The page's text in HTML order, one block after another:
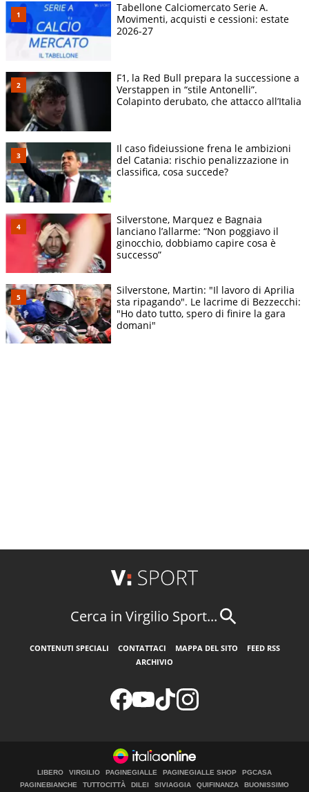
Tabellone Calciomercato Serie A.
Movimenti, acquisti e cessioni: estate
2026-27
F1, la Red Bull prepara la successione a
Verstappen in “stile Antonelli”.
Colapinto derubato, che attacco all’Italia
Il caso fideiussione frena le ambizioni
del Catania: rischio penalizzazione in
classifica, cosa succede?
Silverstone, Marquez e Bagnaia
lanciano l’allarme: “Non poggiavo il
ginocchio, dobbiamo capire cosa è
successo”
Silverstone, Martin: "Il lavoro di Aprilia
sta ripagando". Le lacrime di Bezzecchi:
"Ho dato tutto, spero di finire la gara
domani"
Cerca in Virgilio Sport...
CONTENUTI SPECIALI CONTATTACI MAPPA DEL SITO
FEED RSS
ARCHIVIO
LIBERO VIRGILIO PAGINEGIALLE PAGINEGIALLE SHOP
PGCASA
PAGINEBIANCHE
TUTTOCITTÀ DILEI SIVIAGGIA QUIFINANZA
BUONISSIMO